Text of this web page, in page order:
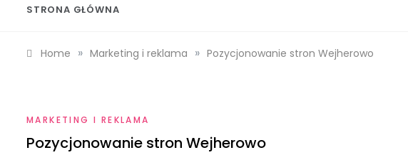
STRONA GŁÓWNA
Home » Marketing i reklama » Pozycjonowanie stron Wejherowo
MARKETING I REKLAMA
Pozycjonowanie stron Wejherowo